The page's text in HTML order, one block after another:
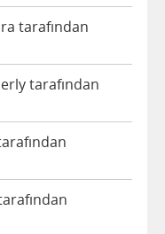
tarafından
tarafından